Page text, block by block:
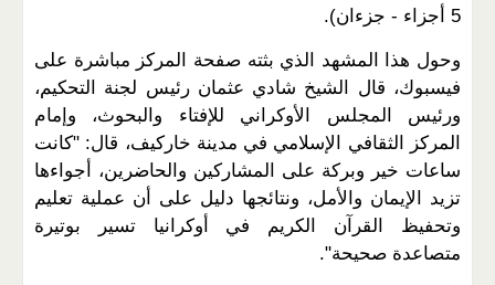
5 أجزاء - جزءان).
وحول هذا المشهد الذي بثته صفحة المركز مباشرة على
فيسبوك، قال الشيخ شادي عثمان رئيس لجنة التحكيم،
ورئيس المجلس الأوكراني للإفتاء والبحوث، وإمام
المركز الثقافي الإسلامي في مدينة خاركيف، قال: "كانت
ساعات خير وبركة على المشاركين والحاضرين، أجواءها
تزيد الإيمان والأمل، ونتائجها دليل على أن عملية تعليم
وتحفيظ القرآن الكريم في أوكرانيا تسير بوتيرة
متصاعدة صحيحة".